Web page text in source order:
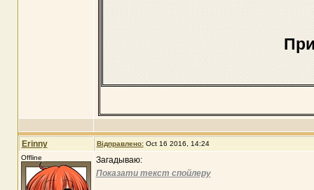
Erinny Відправлено: Oct 16 2016, 14:24
Offline
Загадываю:
Показати текст спойлеру